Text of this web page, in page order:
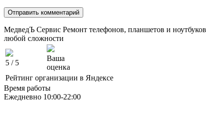
МедведЪ Сервис Ремонт телефонов, планшетов и ноутбуков
любой сложности
5 / 5
Ваша
оценка
Рейтинг организации в Яндексе
Время работы
Ежедневно 10:00-22:00